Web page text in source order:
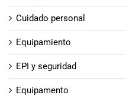
Cuidado personal
Equipamiento
EPI y seguridad
Equipamento